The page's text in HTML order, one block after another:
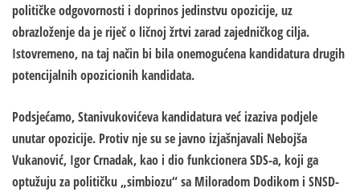
političke odgovornosti i doprinos jedinstvu opozicije, uz
obrazloženje da je riječ o ličnoj žrtvi zarad zajedničkog cilja.
Istovremeno, na taj način bi bila onemogućena kandidatura drugih
potencijalnih opozicionih kandidata.
Podsjećamo, Stanivukovićeva kandidatura već izaziva podjele
unutar opozicije. Protiv nje su se javno izjašnjavali Nebojša
Vukanović, Igor Crnadak, kao i dio funkcionera SDS-a, koji ga
optužuju za političku „simbiozu“ sa Miloradom Dodikom i SNSD-